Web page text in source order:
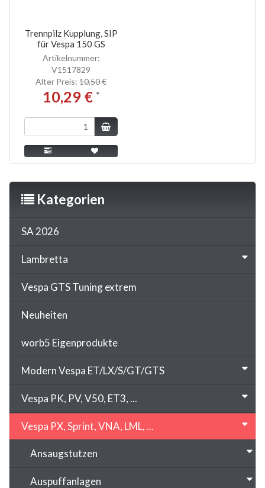
Trennpilz Kupplung, SIP
für Vespa 150 GS
Artikelnummer:
V1517829
Alter Preis: 10,50 €
10,29 € *
Kategorien
SA 2026
Lambretta
Vespa GTS Tuning extrem
Neuheiten
worb5 Eigenprodukte
Modern Vespa ET/LX/S/GT/GTS
Vespa PK, PV, V50, ET3, ...
Vespa PX, Sprint, VNA, LML, ...
Ansaugstutzen
Auspuffanlagen